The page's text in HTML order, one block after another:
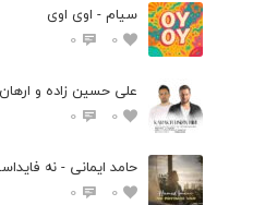
سیام - اوی اوی
0
0
علی حسین زاده و
0
0
حامد ایمانی - نه
0
0